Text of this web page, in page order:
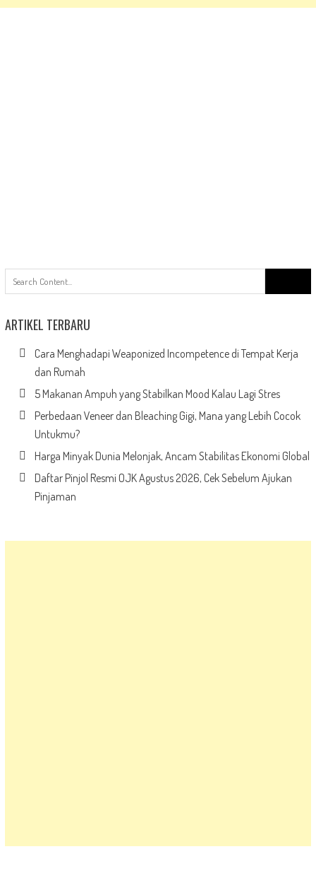
for:
ARTIKEL TERBARU
Cara Menghadapi Weaponized Incompetence di Tempat Kerja
dan Rumah
5 Makanan Ampuh yang Stabilkan Mood Kalau Lagi Stres
Perbedaan Veneer dan Bleaching Gigi, Mana yang Lebih Cocok
Untukmu?
Harga Minyak Dunia Melonjak, Ancam Stabilitas Ekonomi Global
Daftar Pinjol Resmi OJK Agustus 2026, Cek Sebelum Ajukan
Pinjaman